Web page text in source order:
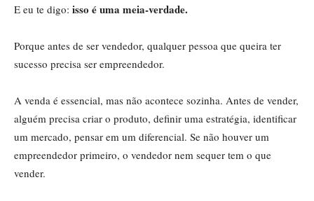
E eu te digo: isso é uma meia-verdade.
Porque antes de ser vendedor, qualquer pessoa que queira ter
sucesso precisa ser empreendedor.
A venda é essencial, mas não acontece sozinha. Antes de vender,
alguém precisa criar o produto, definir uma estratégia, identificar
um mercado, pensar em um diferencial. Se não houver um
empreendedor primeiro, o vendedor nem sequer tem o que
vender.